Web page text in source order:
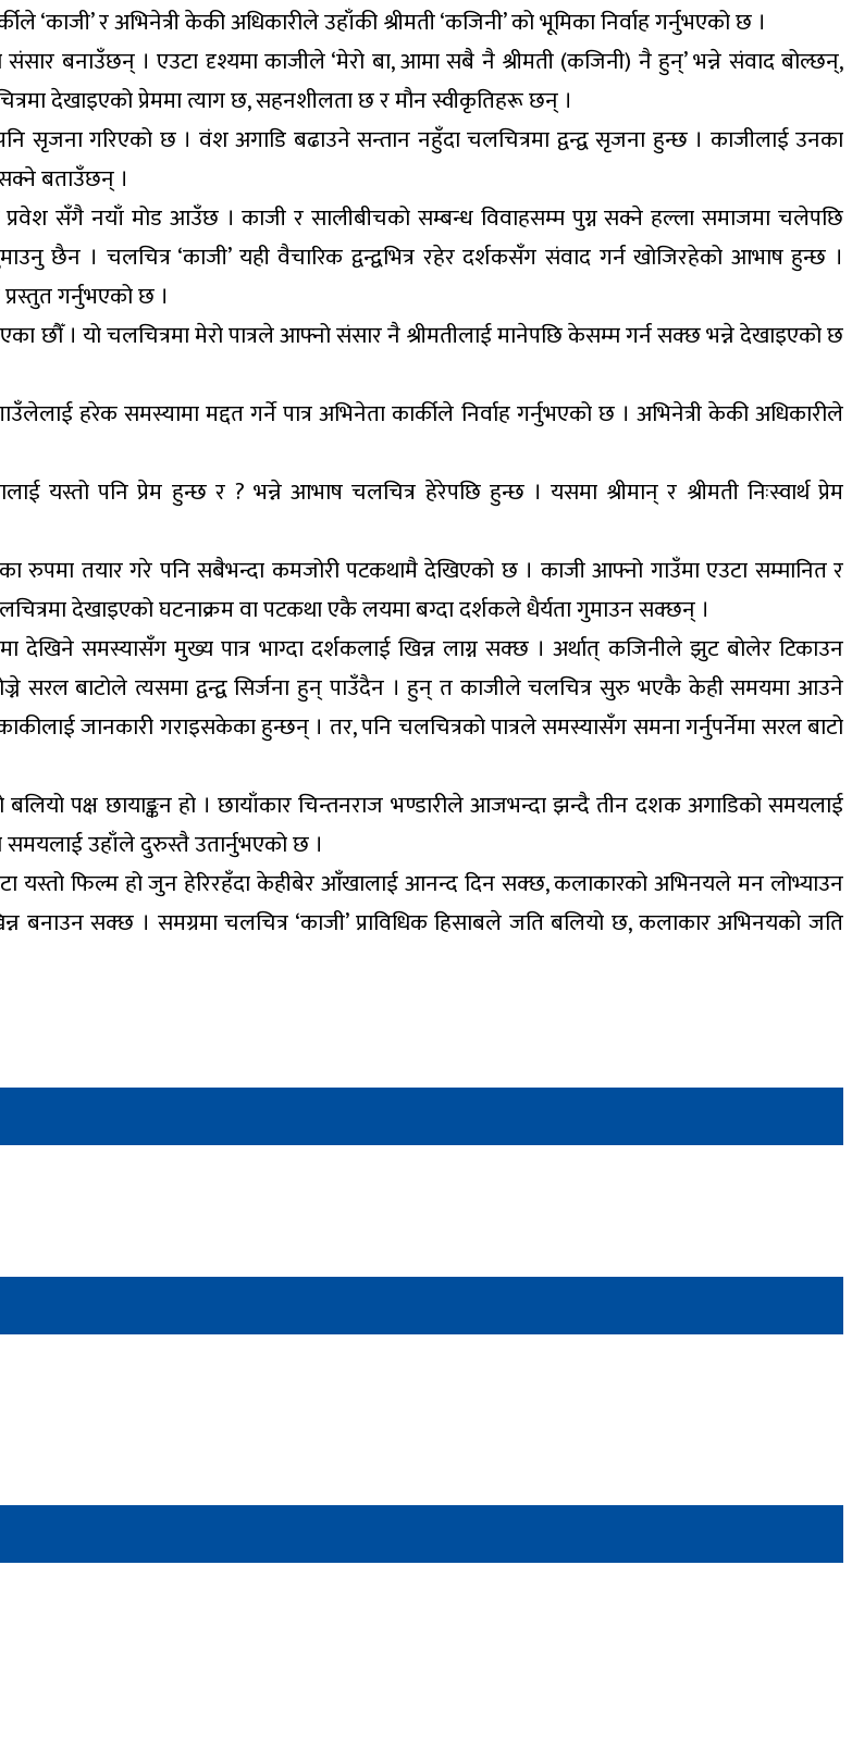
‘काजी’ र अभिनेत्री केकी अधिकारीले उहाँकी श्रीमती ‘कजिनी’ को भूमिका निर्वाह गर्नुभएको छ ।
बनाउँछन् । एउटा दृश्यमा काजीले ‘मेरो बा, आमा सबै नै श्रीमती (कजिनी) नै हुन्’ भन्ने संवाद बोल्छन्,
देखाइएको प्रेममा त्याग छ, सहनशीलता छ र मौन स्वीकृतिहरू छन् ।
सृजना गरिएको छ । वंश अगाडि बढाउने सन्तान नहुँदा चलचित्रमा द्वन्द्व सृजना हुन्छ । काजीलाई उनका
बताउँछन् ।
प्रवेश सँगै नयाँ मोड आउँछ । काजी र सालीबीचको सम्बन्ध विवाहसम्म पुग्न सक्ने हल्ला समाजमा चलेपछि
छैन । चलचित्र ‘काजी’ यही वैचारिक द्वन्द्वभित्र रहेर दर्शकसँग संवाद गर्न खोजिरहेको आभाष हुन्छ ।
गर्नुभएको छ ।
छौँ । यो चलचित्रमा मेरो पात्रले आफ्नो संसार नै श्रीमतीलाई मानेपछि केसम्म गर्न सक्छ भन्ने देखाइएको छ
हरेक समस्यामा मद्दत गर्ने पात्र अभिनेता कार्कीले निर्वाह गर्नुभएको छ । अभिनेत्री केकी अधिकारीले
यस्तो पनि प्रेम हुन्छ र ? भन्ने आभाष चलचित्र हेरेपछि हुन्छ । यसमा श्रीमान् र श्रीमती निःस्वार्थ प्रेम
तयार गरे पनि सबैभन्दा कमजोरी पटकथामै देखिएको छ । काजी आफ्नो गाउँमा एउटा सम्मानित र
देखाइएको घटनाक्रम वा पटकथा एकै लयमा बग्दा दर्शकले धैर्यता गुमाउन सक्छन् ।
समस्यासँग मुख्य पात्र भाग्दा दर्शकलाई खिन्न लाग्न सक्छ । अर्थात् कजिनीले झुट बोलेर टिकाउन
सरल बाटोले त्यसमा द्वन्द्व सिर्जना हुन् पाउँदैन । हुन् त काजीले चलचित्र सुरु भएकै केही समयमा आउने
जानकारी गराइसकेका हुन्छन् । तर, पनि चलचित्रको पात्रले समस्यासँग समना गर्नुपर्नेमा सरल बाटो
बलियो पक्ष छायाङ्कन हो । छायाँकार चिन्तनराज भण्डारीले आजभन्दा झन्दै तीन दशक अगाडिको समयलाई
समयलाई उहाँले दुरुस्तै उतार्नुभएको छ ।
एउटा यस्तो फिल्म हो जुन हेरिरहँदा केहीबेर आँखालाई आनन्द दिन सक्छ, कलाकारको अभिनयले मन लोभ्याउन
बनाउन सक्छ । समग्रमा चलचित्र ‘काजी’ प्राविधिक हिसाबले जति बलियो छ, कलाकार अभिनयको जति